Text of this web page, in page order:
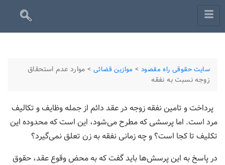
سایت حقوقی راه مقصود > موازین قضائی > موارد عدم استحقاق
زوجه نسبت به نفقه
پرداخت و تامین نفقه زوجه در عقد دائم از جمله وظایف و تکالیف
مرد است. اما پرسشی که مطرح می‌شود، این است که محدوده این
تکلیف تا کجا است؟ و چه زمانی نفقه به زن تعلق نمی‌گیرد؟
در پاسخ به این پرسش‌ها باید گفت که به محض وقوع عقد، حقوق